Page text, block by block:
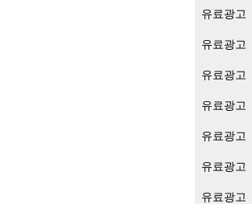
유료광고
유료광고
유료광고
유료광고
유료광고
유료광고
유료광고